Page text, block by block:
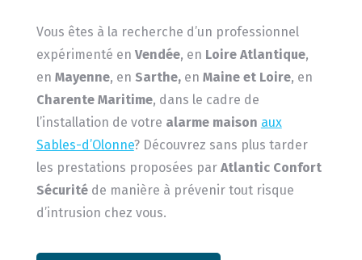
Vous êtes à la recherche d’un professionnel
expérimenté en Vendée, en Loire Atlantique,
en Mayenne, en Sarthe, en Maine et Loire, en
Charente Maritime, dans le cadre de
l’installation de votre alarme maison aux
Sables-d’Olonne? Découvrez sans plus tarder
les prestations proposées par Atlantic Confort
Sécuritéde manière à prévenir tout risque
d’intrusion chez vous.